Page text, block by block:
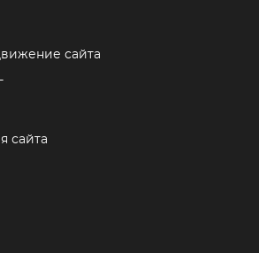
сайта
сайта